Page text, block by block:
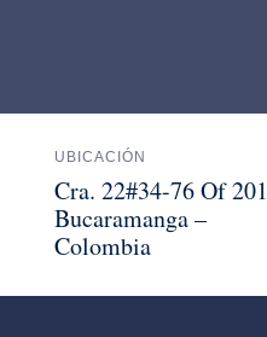
UBICACIÓN
Cra. 22#34-76 Of 201
Bucaramanga –
Colombia